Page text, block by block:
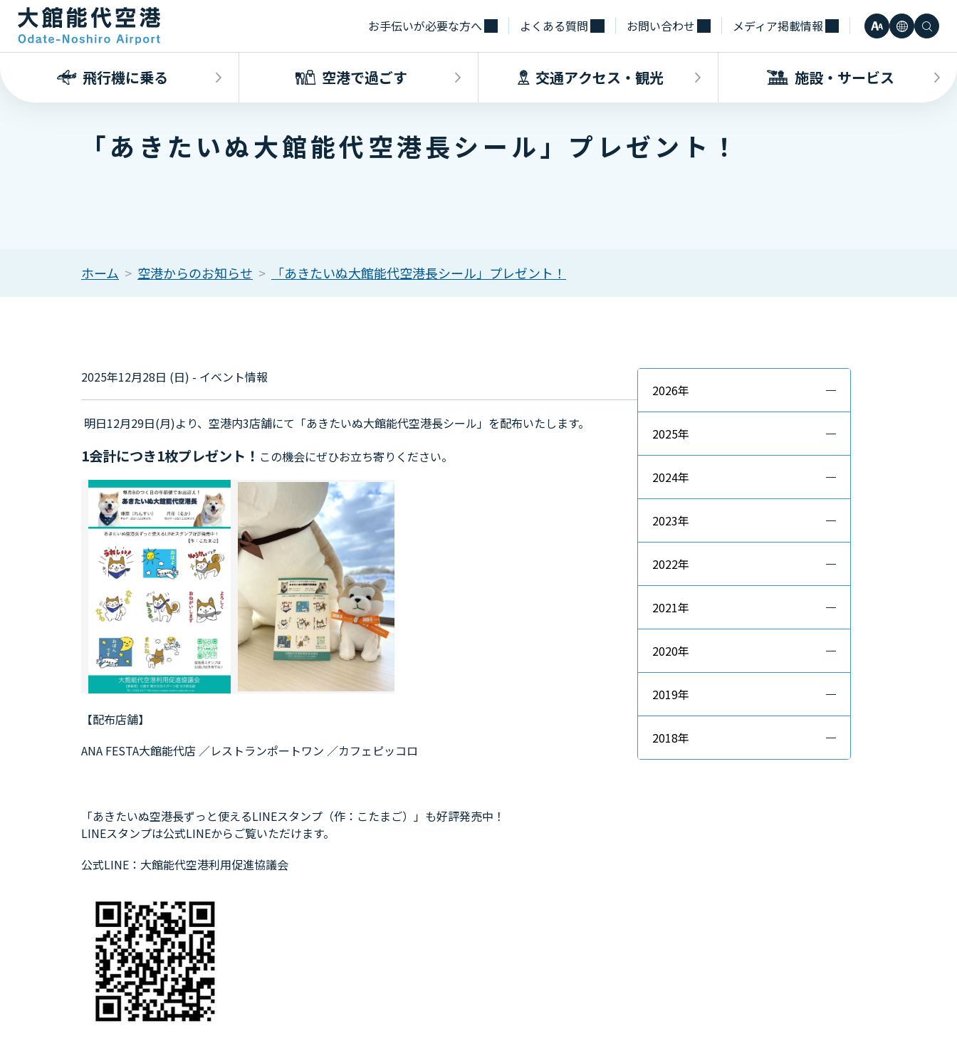
お手伝いが必要な方へ よくある質問 お問い合わせ メディア掲載情報
文
字
小
言
語
日本語
検
索
飛行機に乗る
飛行機に乗るINDEX
空港で過ごす
空港で過ごすINDEX
交通アクセス・観光
交通アクセス・観光INDEX
施設・サービス
施設・サービスINDEX
「あきたいぬ大館能代空港長シール」プレゼント！
ホーム 空港からのお知らせ 「あきたいぬ大館能代空港長シール」プレゼント！
2025年12月28日 (日) - イベント情報
明日12月29日(月)より、空港内3店舗にて「あきたいぬ大館能代空港長シール」を配布いたします。
1会計につき1枚プレゼント！ この機会にぜひお立ち寄りください。
【配布店舗】
ANA FESTA大館能代店 ／レストランポートワン ／カフェピッコロ
「あきたいぬ空港長ずっと使えるLINEスタンプ（作：こたまご）」も好評発売中！
LINEスタンプは公式LINEからご覧いただけます。
公式LINE：大館能代空港利用促進協議会
2026年
2025年
2024年
2023年
2022年
2021年
2020年
2019年
2018年